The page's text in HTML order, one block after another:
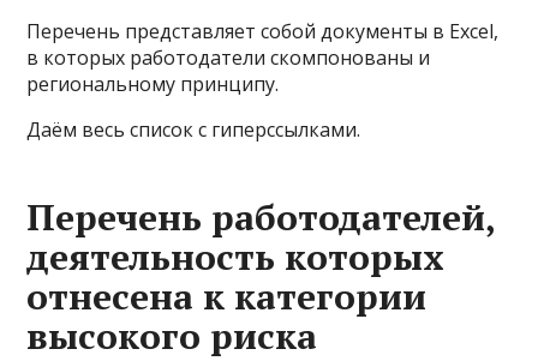
Перечень представляет собой документы в Excel,
в которых работодатели скомпонованы и
региональному принципу.
Даём весь список с гиперссылками.
Перечень работодателей,
деятельность которых
отнесена к категории
высокого риска